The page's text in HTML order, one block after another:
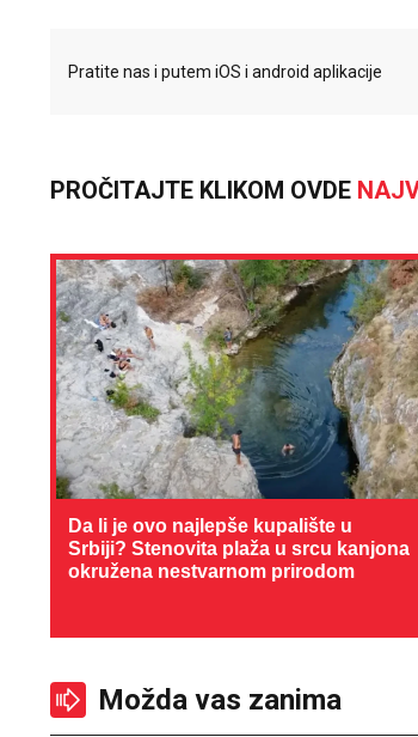
Pratite nas i putem iOS i android aplikacije
PROČITAJTE KLIKOM OVDE
Da li je ovo najlepše kupalište u
Srbiji? Stenovita plaža u srcu kanjona
okružena nestvarnom prirodom
Možda vas zanima